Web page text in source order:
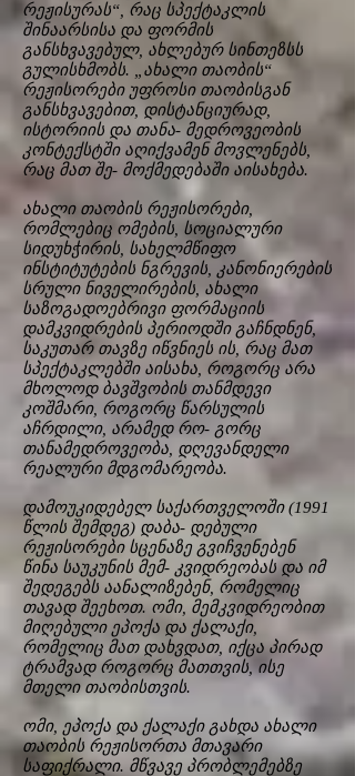
რეჟისურას“, რაც სპექტაკლის
შინაარსისა და ფორმის
განსხვავებულ, ახლებურ სინთეზსს
გულისხმობს. „ახალი თაობის“
რეჟისორები უფროსი თაობისგან
განსხვავებით, დისტანციურად,
ისტორიის და თანა- მედროვეობის
კონტექსტში აღიქვამენ მოვლენებს,
რაც მათ შე- მოქმედებაში აისახება.
ახალი თაობის რეჟისორები,
რომლებიც ომების, სოციალური
სიდუხჭირის, სახელმწიფო
ინსტიტუტების ნგრევის, კანონიერების
სრული ნიველირების, ახალი
საზოგადოებრივი ფორმაციის
დამკვიდრების პერიოდში გაჩნდნენ,
საკუთარ თავზე იწვნიეს ის, რაც მათ
სპექტაკლებში აისახა, როგორც არა
მხოლოდ ბავშვობის თანმდევი
კოშმარი, როგორც წარსულის
აჩრდილი, არამედ რო- გორც
თანამედროვეობა, დღევანდელი
რეალური მდგომარეობა.
დამოუკიდებელ საქართველოში (1991
წლის შემდეგ) დაბა- დებული
რეჟისორები სცენაზე გვიჩვენებენ
წინა საუკუნის მემ- კვიდრეობას და იმ
შედეგებს აანალიზებენ, რომელიც
თავად შეეხოთ. ომი, მემკვიდრეობით
მიღებული ეპოქა და ქალაქი,
რომელიც მათ დახვდათ, იქცა პირად
ტრამვად როგორც მათთვის, ისე
მთელი თაობისთვის.
ომი, ეპოქა და ქალაქი გახდა ახალი
თაობის რეჟისორთა მთავარი
საფიქრალი. მწვავე პრობლემებზე